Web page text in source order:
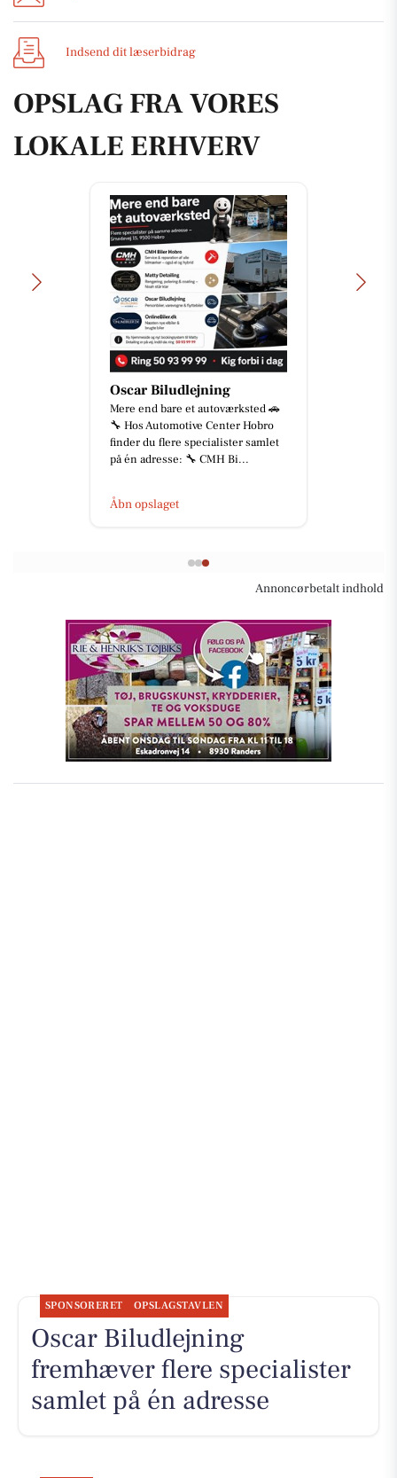
Indsend dit læserbidrag
OPSLAG FRA VORES
LOKALE ERHVERV
TT CARS ApS
BILUDLEJNING Lej en lille
personbil for 3.000 kr. om mdr.
med fri km (ex brændstof)! Vi står
for vedligehold og service af b...
Åbn opslaget
Annoncørbetalt indhold
SPONSORERET OPSLAGSTAVLEN
Oscar Biludlejning
fremhæver flere specialister
samlet på én adresse